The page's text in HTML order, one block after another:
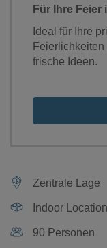
Für Ihre Feier
Ideal für Ihre
frische Ideen.
Zentrale Lage
Indoor Location
90 Personen